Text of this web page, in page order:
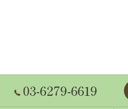
03-6279-6619